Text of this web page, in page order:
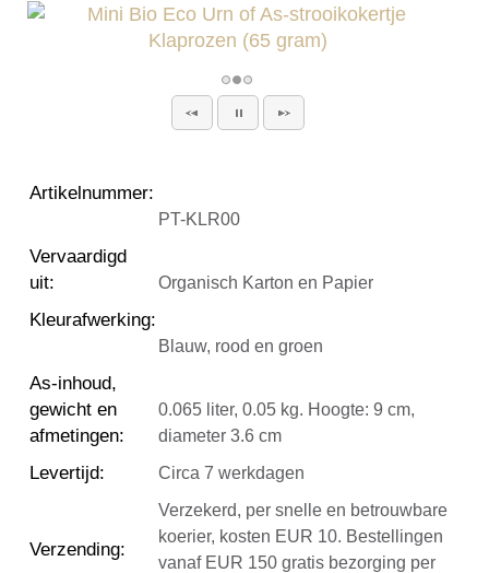
Artikelnummer:
PT-KLR00
Vervaardigd
uit: Organisch Karton en Papier
Kleurafwerking:
Blauw, rood en groen
As-inhoud,
gewicht en
afmetingen:
0.065 liter, 0.05 kg. Hoogte: 9 cm,
diameter 3.6 cm
Levertijd: Circa 7 werkdagen
Verzending:
Verzekerd, per snelle en betrouwbare
koerier, kosten EUR 10. Bestellingen
vanaf EUR 150 gratis bezorging per